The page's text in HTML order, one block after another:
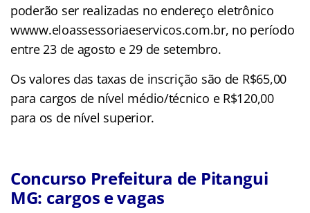
poderão ser realizadas no endereço eletrônico
wwww.eloassessoriaeservicos.com.br, no período
entre 23 de agosto e 29 de setembro.
Os valores das taxas de inscrição são de R$65,00
para cargos de nível médio/técnico e R$120,00
para os de nível superior.
Concurso Prefeitura de Pitangui
MG: cargos e vagas